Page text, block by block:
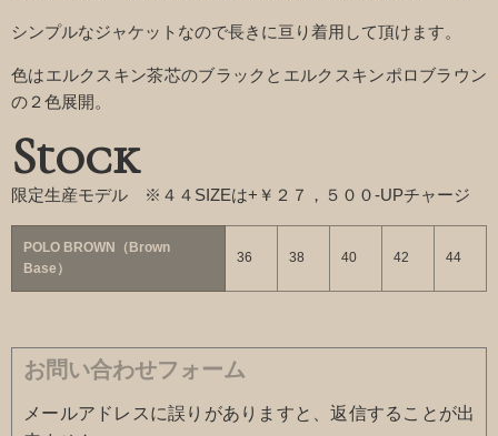
シンプルなジャケットなので長きに亘り着用して頂けます。
色はエルクスキン茶芯のブラックとエルクスキンポロブラウン
の２色展開。
Stock
限定生産モデル ※４４SIZEは+￥２７，５００-UPチャージ
POLO BROWN（Brown
Base）
36 38 40 42 44
お問い合わせフォーム
メールアドレスに誤りがありますと、返信することが出